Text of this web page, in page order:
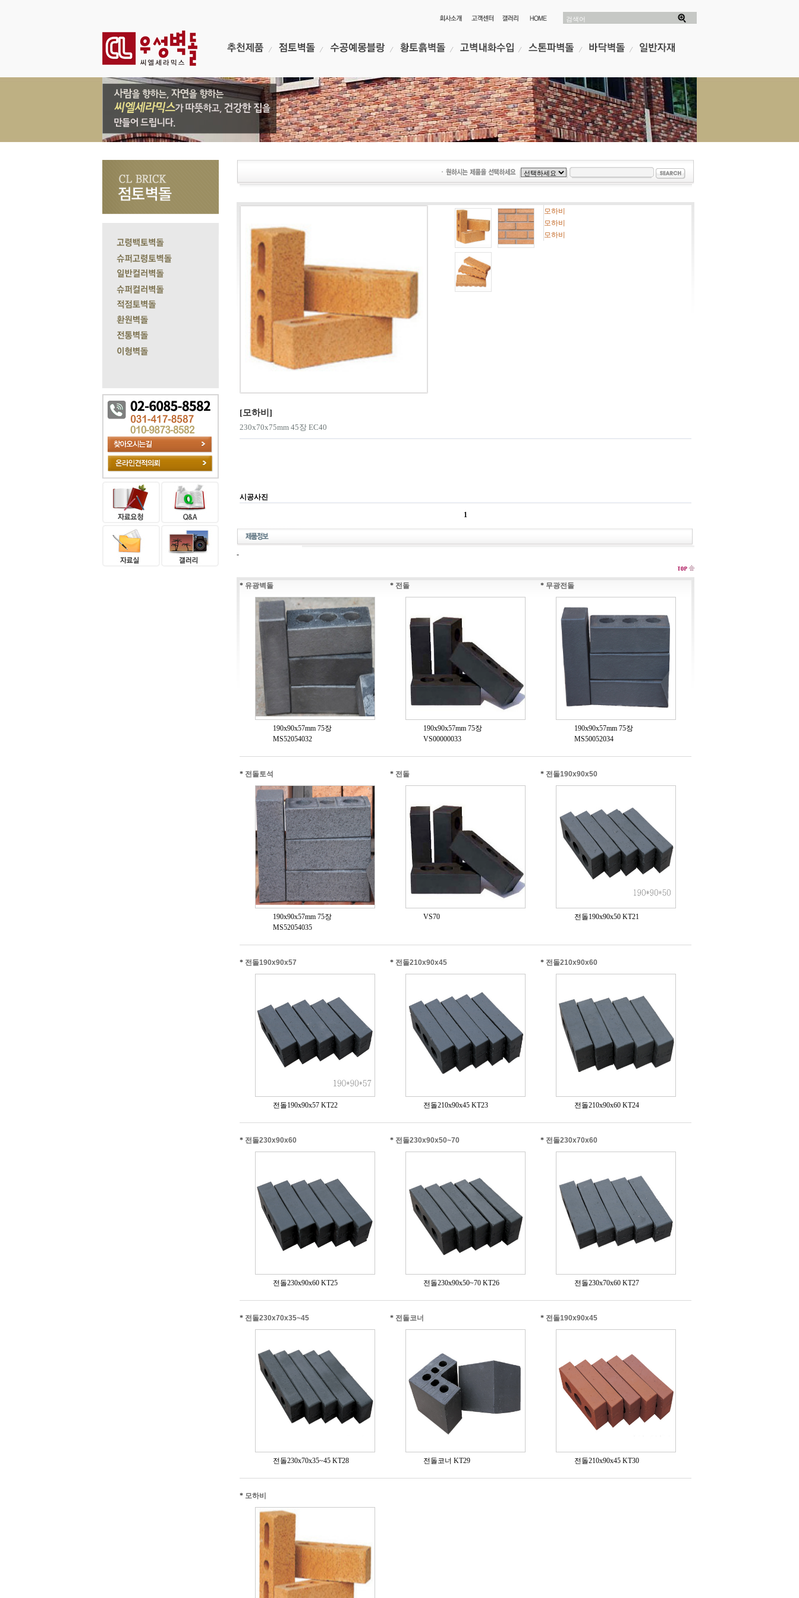
검색어
모하비
모하비
모하비
[모하비]
230x70x75mm 45장 EC40
시공사진
1
-
* 유광벽돌
190x90x57mm 75장
MS52054032
* 전돌
190x90x57mm 75장
VS00000033
* 무광전돌
190x90x57mm 75장
MS50052034
* 전돌토석
190x90x57mm 75장
MS52054035
* 전돌
VS70
* 전돌190x90x50
전돌190x90x50 KT21
* 전돌190x90x57
전돌190x90x57 KT22
* 전돌210x90x45
전돌210x90x45 KT23
* 전돌210x90x60
전돌210x90x60 KT24
* 전돌230x90x60
전돌230x90x60 KT25
* 전돌230x90x50~70
전돌230x90x50~70 KT26
* 전돌230x70x60
전돌230x70x60 KT27
* 전돌230x70x35~45
전돌230x70x35~45 KT28
* 전돌코너
전돌코너 KT29
* 전돌190x90x45
전돌210x90x45 KT30
* 모하비